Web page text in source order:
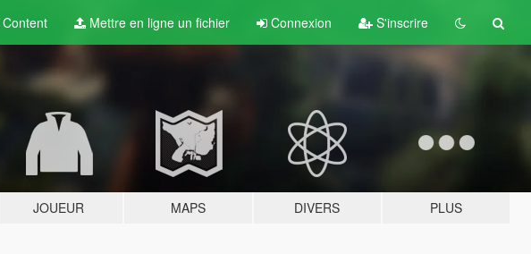
Content Mettre en ligne un fichier Connexion S'inscrire
JOUEUR MAPS DIVERS PLUS